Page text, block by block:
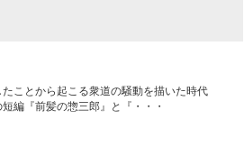
ことから起こる衆道の騒動を描いた時代
編『前髪の惣三郎』と『・・・